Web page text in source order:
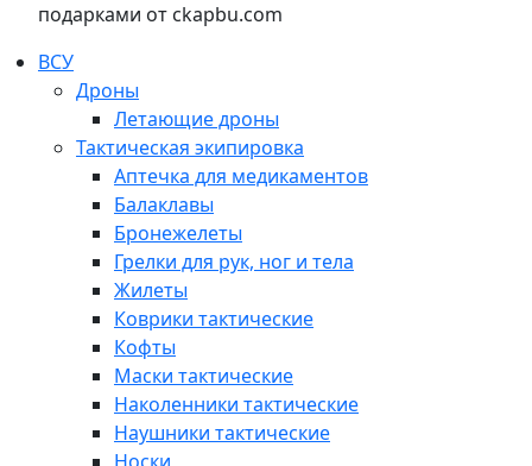
подарками от ckapbu.com
ВСУ
Дроны
Летающие дроны
Тактическая экипировка
Аптечка для медикаментов
Балаклавы
Бронежелеты
Грелки для рук, ног и тела
Жилеты
Коврики тактические
Кофты
Маски тактические
Наколенники тактические
Наушники тактические